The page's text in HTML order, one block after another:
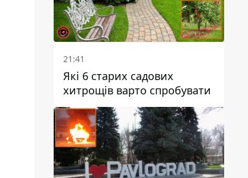
21:41
Які 6 старих садових
хитрощів варто спробувати